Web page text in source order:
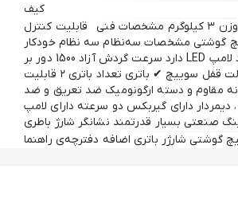
کیف
مشخصات فیزیکی ابعاد ۱۹x۱۹x۵ سانتی متر جعبه کیف BMC وزن ۳ کیلوگرم مشخصات فنی قابلیت کنترل
بر دقیقه نوع دریل پیچ گوشتی مشخصات سه‌نظام سه نظام خودکار
۱۰ میلیمتری منبع تغذیه باتری قابلیت خم شدن بدنه ندارد لامپ LED دارد سرعت گردش آزاد 1500 دور بر
دقیقه سیستم گردش چپ گرد و راست گرد ولتاژ ورودی 24ولت قفل سوییچ ✔ باتری تعداد باتری ۲ قابلیت
مقاوم و دسته ارگونومیک ضد تعریق و ضد
کنترول سرعت ، دیمردار دارای گیربکس دو سرعته دارای لامپ
شارژر باتری اضافه دفترچه‌ی راهنما